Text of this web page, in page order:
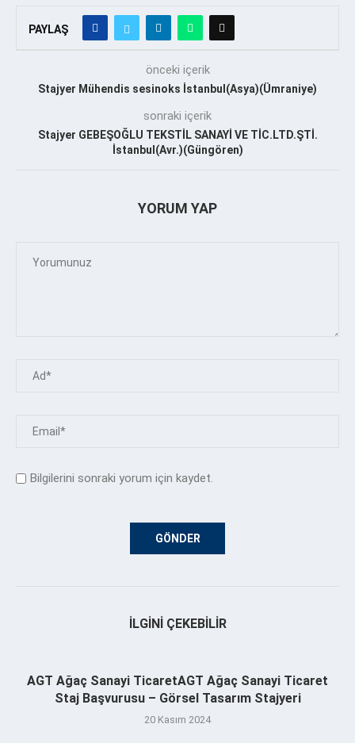
PAYLAŞ
önceki içerik
Stajyer Mühendis sesinoks İstanbul(Asya)(Ümraniye)
sonraki içerik
Stajyer GEBEŞOĞLU TEKSTİL SANAYİ VE TİC.LTD.ŞTİ.
İstanbul(Avr.)(Güngören)
YORUM YAP
Bilgilerini sonraki yorum için kaydet.
İLGINI ÇEKEBILIR
AGT Ağaç Sanayi TicaretAGT Ağaç Sanayi Ticaret
Staj Başvurusu – Görsel Tasarım Stajyeri
20 Kasım 2024